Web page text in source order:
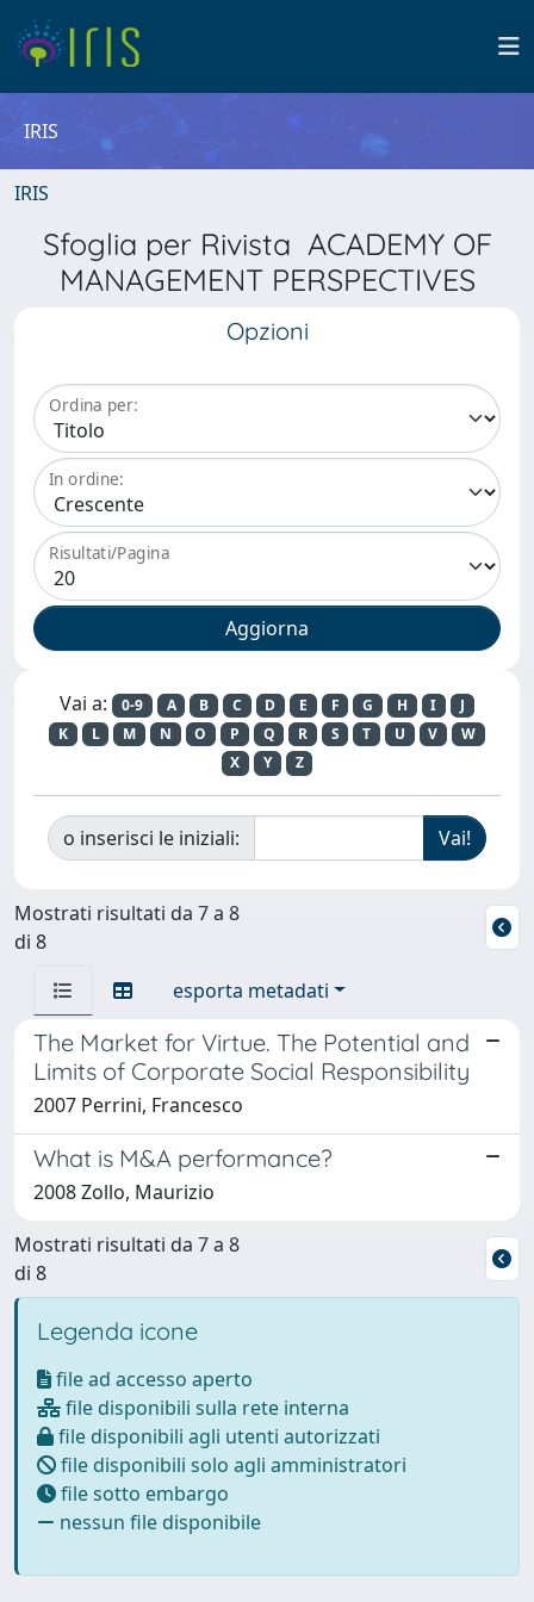
IRIS
IRIS
Sfoglia per Rivista ACADEMY OF
MANAGEMENT PERSPECTIVES
Opzioni
Ordina per:
In ordine:
Risultati/Pagina
Vai a: 0-9 A B C D E F G H I
J
K
L M N O P Q R S T U V
W
X
Y Z
o inserisci le iniziali:
Mostrati risultati da 7 a 8
di 8
esporta metadati
The Market for Virtue. The Potential and
Limits of Corporate Social Responsibility
2007 Perrini, Francesco
What is M&A performance?
2008 Zollo, Maurizio
Mostrati risultati da 7 a 8
di 8
Legenda icone
file ad accesso aperto
file disponibili sulla rete interna
file disponibili agli utenti autorizzati
file disponibili solo agli amministratori
file sotto embargo
nessun file disponibile